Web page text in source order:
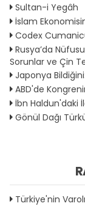
Sultan-i Yegâh
İslam
Codex
Rusya’da
Sorunlar ve Çin
Japonya
ABD'de
İbn Haldun'daki
Gönül Dağı
Türkiye'nin